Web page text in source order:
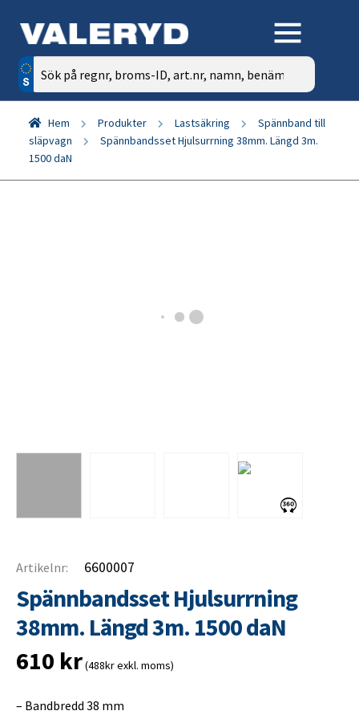
Sök
efter:
Hem Produkter Lastsäkring
Spännband till
släpvagn
Spännbandsset Hjulsurrning 38mm. Längd 3m.
1500 daN
Artikelnr: 6600007
Spännbandsset Hjulsurrning
38mm. Längd 3m. 1500 daN
610 kr(488kr exkl. moms)
– Bandbredd 38 mm